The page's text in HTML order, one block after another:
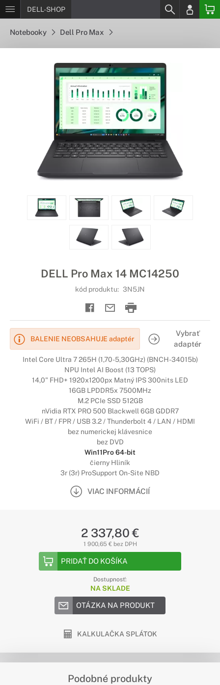
DELL-SHOP
Notebooky Dell Pro Max
DELL Pro Max 14 MC14250
kód produktu: 3N5JN
BALENIE NEOBSAHUJE adaptér
Vybrať
adaptér
Intel Core Ultra 7 265H (1,70-5,30GHz) (BNCH-34015b)
NPU Intel AI Boost (13 TOPS)
14,0" FHD+ 1920x1200px Matný IPS 300nits LED
16GB LPDDR5x 7500MHz
M.2 PCIe SSD 512GB
nVidia RTX PRO 500 Blackwell 6GB GDDR7
WiFi / BT / FPR / USB 3.2 / Thunderbolt 4 / LAN / HDMI
bez numerickej klávesnice
bez DVD
Win11Pro 64-bit
čierny Hliník
3r (3r) ProSupport On-Site NBD
VIAC INFORMÁCIÍ
2 337,80 €
1 900,65 € bez DPH
PRIDAŤ DO KOŠÍKA
Dostupnosť:
NA SKLADE
OTÁZKA NA PRODUKT
KALKULAČKA SPLÁTOK
Podobné produkty